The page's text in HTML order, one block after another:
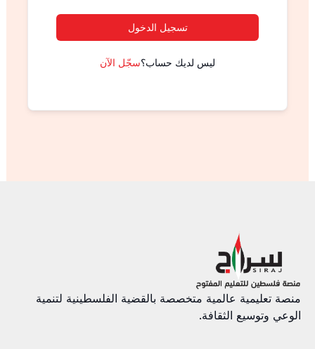
تسجيل الدخول
ليس لديك حساب؟سجّل الآن
منصة تعليمية عالمية متخصصة بالقضية الفلسطينية لتنمية
الوعي وتوسيع الثقافة.